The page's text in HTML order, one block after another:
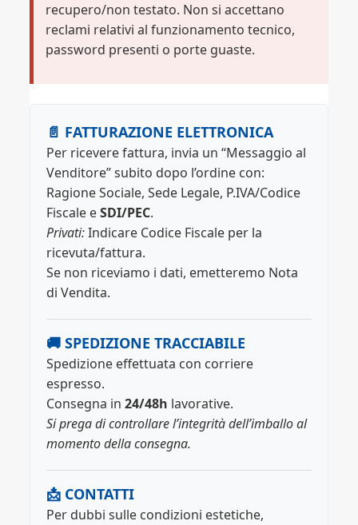
recupero/non testato. Non si accettano
reclami relativi al funzionamento tecnico,
password presenti o porte guaste.
📄 FATTURAZIONE ELETTRONICA
Per ricevere fattura, invia un “Messaggio al
Venditore” subito dopo l’ordine con:
Ragione Sociale, Sede Legale, P.IVA/Codice
Fiscale eSDI/PEC.
Privati:Indicare Codice Fiscale per la
ricevuta/fattura.
Se non riceviamo i dati, emetteremo Nota
di Vendita.
🚚 SPEDIZIONE TRACCIABILE
Spedizione effettuata con corriere
espresso.
Consegna in 24/48h lavorative.
Si prega di controllare l’integrità dell’imballo al
momento della consegna.
📩 CONTATTI
Per dubbi sulle condizioni estetiche,